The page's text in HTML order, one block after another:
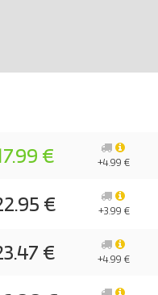
€ +4.99 €
€ +3.99 €
€ +4.99 €